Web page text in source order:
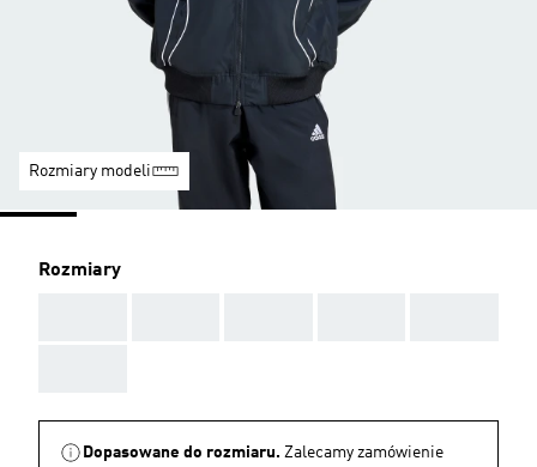
Rozmiary modeli
Rozmiary
Dopasowane do rozmiaru. Zalecamy zamówienie